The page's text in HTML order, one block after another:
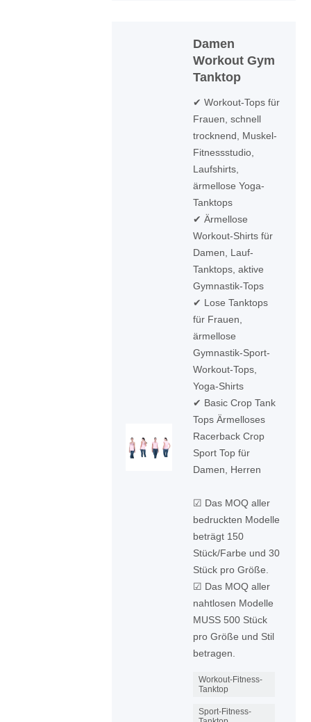
Damen
Workout Gym
Tanktop
✔ Workout-Tops für
Frauen, schnell
trocknend, Muskel-
Fitnessstudio,
Laufshirts,
ärmellose Yoga-
Tanktops
✔ Ärmellose
Workout-Shirts für
Damen, Lauf-
Tanktops, aktive
Gymnastik-Tops
✔ Lose Tanktops
für Frauen,
ärmellose
Gymnastik-Sport-
Workout-Tops,
Yoga-Shirts
✔ Basic Crop Tank
Tops Ärmelloses
Racerback Crop
Sport Top für
Damen, Herren
☑ Das MOQ aller
bedruckten Modelle
beträgt 150
Stück/Farbe und 30
Stück pro Größe.
☑ Das MOQ aller
nahtlosen Modelle
MUSS 500 Stück
pro Größe und Stil
betragen.
Workout-Fitness-
Tanktop
Sport-Fitness-